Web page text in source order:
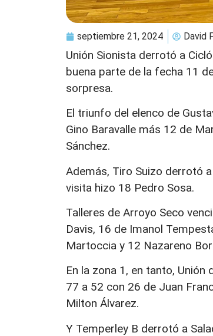
septiembre 21, 2024 David
Unión Sionista derrotó a
buena parte de la fecha 11
sorpresa.
El triunfo del elenco de
Gino Baravalle más 12 de
Sánchez.
Además, Tiro Suizo derrotó
visita hizo 18 Pedro Sosa.
Talleres de Arroyo Seco
Davis, 16 de Imanol
Martoccia y 12 Nazareno
En la zona 1, en tanto,
77 a 52 con 26 de Juan
Milton Álvarez.
Y Temperley B derrotó a